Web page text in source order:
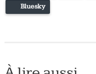
Bluesky